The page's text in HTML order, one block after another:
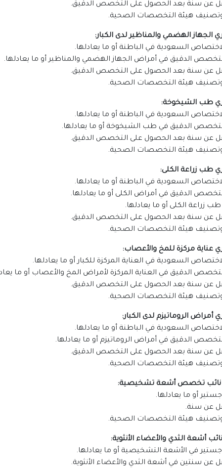
عن سنة بعد الحصول على التخصص الدقيق.
هيئة التخصصات الصحية.
السعودية في الباطنة أو ما يعادلها.
الدقيق في أمراض الجهاز الهضمي والمناظير أو ما يعادلها.
عن سنة بعد الحصول على التخصص الدقيق.
هيئة التخصصات الصحية.
السعودية في الباطنة أو ما يعادلها.
الدقيق في طب الشيخوخة أو ما يعادلها.
عن سنة بعد الحصول على التخصص الدقيق.
هيئة التخصصات الصحية.
السعودية في الباطنة أو ما يعادلها.
الدقيق في أمراض الكلى أو ما يعادلها.
زراعة الكلى أو ما يعادلها.
عن سنة بعد الحصول على التخصص الدقيق.
هيئة التخصصات الصحية.
السعودية في العناية المركزة للكبار أو ما يعادلها.
الدقيق في العناية المركزة لأمراض المخ والأعصاب أو ما
عن سنة بعد الحصول على التخصص الدقيق.
هيئة التخصصات الصحية.
السعودية في الباطنة أو ما يعادلها.
الدقيق في أمراض الروماتيزم أو ما يعادلها.
عن سنة بعد الحصول على التخصص الدقيق.
هيئة التخصصات الصحية.
أو ما يعادلها.
عن سنة.
هيئة التخصصات الصحية.
في الأشعة التشخيصية أو ما يعادلها.
عن سنتين في أشعة الثدي والأعضاء الأنثوية.